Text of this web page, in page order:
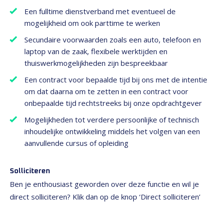
Een fulltime dienstverband met eventueel de
mogelijkheid om ook parttime te werken
Secundaire voorwaarden zoals een auto, telefoon en
laptop van de zaak, flexibele werktijden en
thuiswerkmogelijkheden zijn bespreekbaar
Een contract voor bepaalde tijd bij ons met de intentie
om dat daarna om te zetten in een contract voor
onbepaalde tijd rechtstreeks bij onze opdrachtgever
Mogelijkheden tot verdere persoonlijke of technisch
inhoudelijke ontwikkeling middels het volgen van een
aanvullende cursus of opleiding
Solliciteren
Ben je enthousiast geworden over deze functie en wil je
direct solliciteren? Klik dan op de knop ‘Direct solliciteren’